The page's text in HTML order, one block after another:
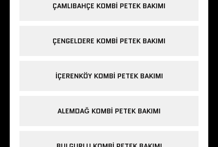
ÇAMLIBAHÇE KOMBI PETEK BAKIMI
ÇENGELDERE KOMBI PETEK BAKIMI
IÇERENKÖY KOMBI PETEK BAKIMI
ALEMDAĞ KOMBI PETEK BAKIMI